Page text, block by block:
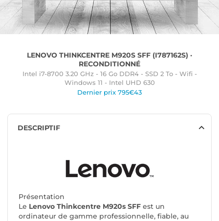
LENOVO THINKCENTRE M920S SFF (I787162S) ·
RECONDITIONNÉ
Intel i7-8700 3.20 GHz - 16 Go DDR4 - SSD 2 To - Wifi -
Windows 11 - Intel UHD 630
Dernier prix 795€43
DESCRIPTIF
Présentation
Le Lenovo Thinkcentre M920s SFF est un
ordinateur de gamme professionnelle, fiable, au